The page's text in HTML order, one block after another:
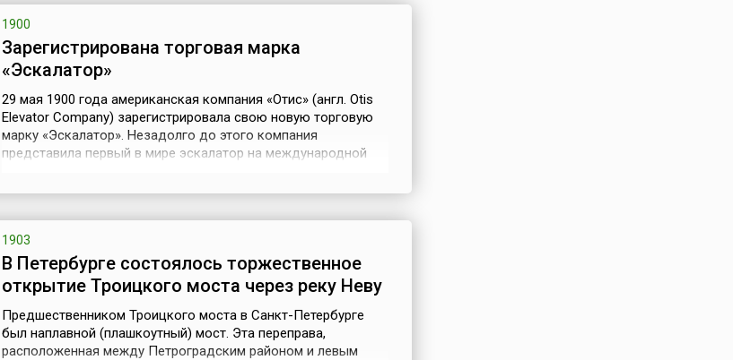
греческих полисов. В 330 го...
1900
Зарегистрирована торговая марка
«Эскалатор»
29 мая 1900 года американская компания «Отис» (англ. Otis
Elevator Company) зарегистрировала свою новую торговую
марку «Эскалатор». Незадолго до этого компания
представила первый в мире эскалатор на международной
производство и применение эск...
1903
В Петербурге состоялось торжественное
открытие Троицкого моста через реку Неву
Предшественником Троицкого моста в Санкт-Петербурге
был наплавной (плашкоутный) мост. Эта переправа,
расположенная между Петроградским районом и левым